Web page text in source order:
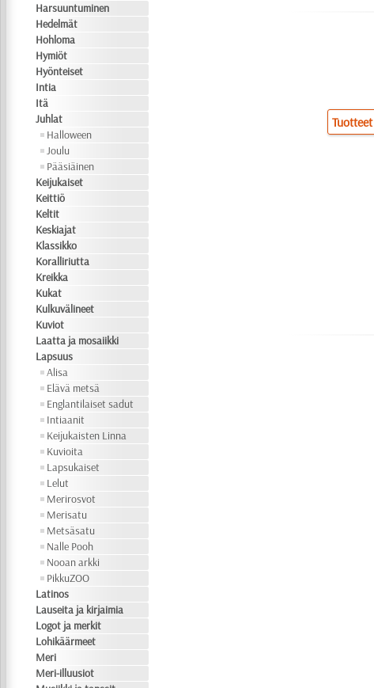
Harsuuntuminen
Hedelmät
Hohloma
Hymiöt
Hyönteiset
Intia
Itä
Juhlat
Halloween
Joulu
Pääsiäinen
Keijukaiset
Keittiö
Keltit
Keskiajat
Klassikko
Koralliriutta
Kreikka
Kukat
Kulkuvälineet
Kuviot
Laatta ja mosaiikki
Lapsuus
Alisa
Elävä metsä
Englantilaiset sadut
Intiaanit
Keijukaisten Linna
Kuvioita
Lapsukaiset
Lelut
Merirosvot
Merisatu
Metsäsatu
Nalle Pooh
Nooan arkki
PikkuZOO
Latinos
Lauseita ja kirjaimia
Logot ja merkit
Lohikäärmeet
Meri
Meri-illuusiot
Tuotteet